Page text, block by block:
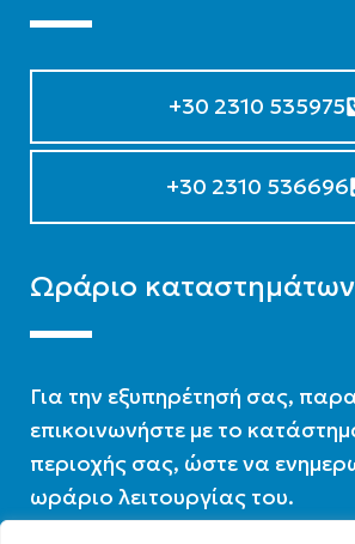
+30 2310 535975
+30 2310 536696
Ωράριο καταστημάτων
Για την εξυπηρέτησή σας,
επικοινωνήστε με το
περιοχής σας, ώστε να
ωράριο λειτουργίας του.